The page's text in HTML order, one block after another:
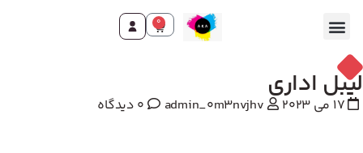
0
اداری
17 می 2023 admin_0m3nvjhv 0 دیدگاه